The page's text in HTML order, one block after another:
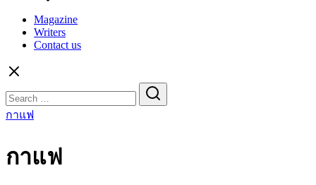
Magazine
Writers
Contact us
for:
กาแฟ
กาแฟ